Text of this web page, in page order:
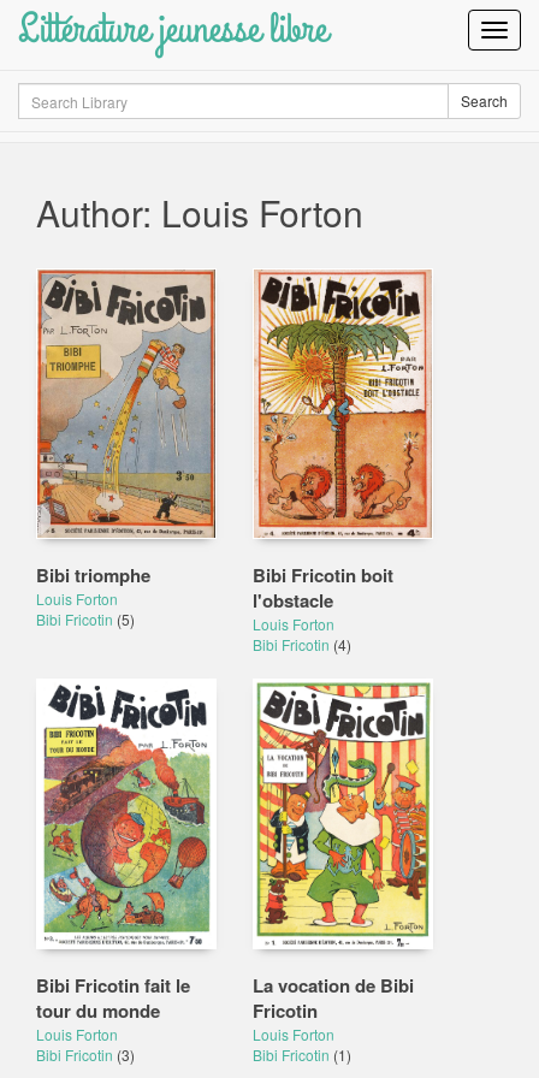
Littérature jeunesse libre
Search Search
Author: Louis Forton
Bibi triomphe
Louis Forton
Bibi Fricotin (5)
Bibi Fricotin boit
l'obstacle
Louis Forton
Bibi Fricotin (4)
Bibi Fricotin fait le
tour du monde
Louis Forton
Bibi Fricotin (3)
La vocation de Bibi
Fricotin
Louis Forton
Bibi Fricotin (1)